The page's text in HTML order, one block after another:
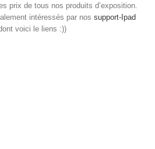
prix de tous nos produits d’exposition.
intéressés par nos support-Ipad
voici le liens :))